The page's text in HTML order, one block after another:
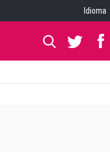
Idioma